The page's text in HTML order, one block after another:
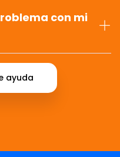
con mi
ayuda